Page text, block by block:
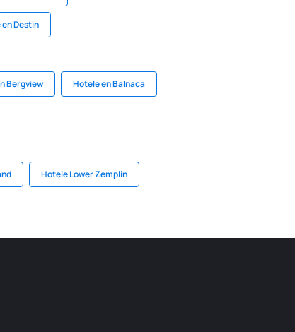
Destin
Bergview Hotele en Balnaca
Hotele Lower Zemplin